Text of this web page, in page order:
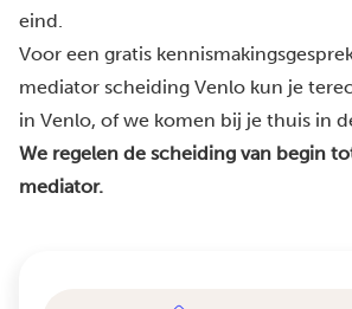
eind.
Voor een gratis
mediator scheiding Venlo kun je
in Venlo, of we komen bij je thuis in
We regelen de scheiding van begin
mediator.